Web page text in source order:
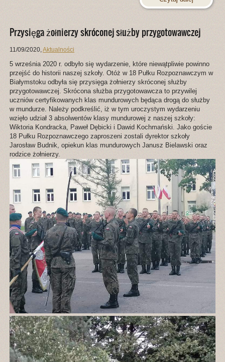
Przysięga żołnierzy skróconej służby przygotowawczej
11/09/2020,Aktualności
5 września 2020 r. odbyło się wydarzenie, które niewątpliwie powinno
przejść do historii naszej szkoły. Otóż w 18 Pułku Rozpoznawczym w
Białymstoku odbyła się przysięga żołnierzy skróconej służby
przygotowawczej. Skrócona służba przygotowawcza to przywilej
uczniów certyfikowanych klas mundurowych będąca drogą do służby
w mundurze. Należy podkreślić, iż w tym uroczystym wydarzeniu
wzięło udział 3 absolwentów klasy mundurowej z naszej szkoły:
Wiktoria Kondracka, Paweł Dębicki i Dawid Kochmański. Jako goście
18 Pułku Rozpoznawczego zaproszeni zostali dyrektor szkoły
Jarosław Budnik, opiekun klas mundurowych Janusz Bielawski oraz
rodzice żołnierzy.